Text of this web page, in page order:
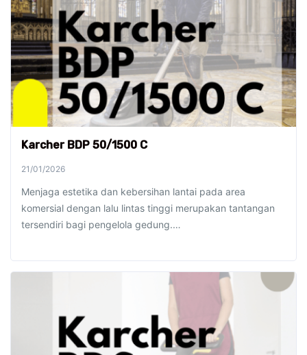
Karcher BDP 50/1500 C
21/01/2026
Menjaga estetika dan kebersihan lantai pada area
komersial dengan lalu lintas tinggi merupakan tantangan
tersendiri bagi pengelola gedung.…